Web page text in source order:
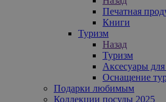
Печатная
Книги
Туризм
Назад
Туризм
Аксесуары
Оснащение
Подарки любимым
Коллекции посуды 2025